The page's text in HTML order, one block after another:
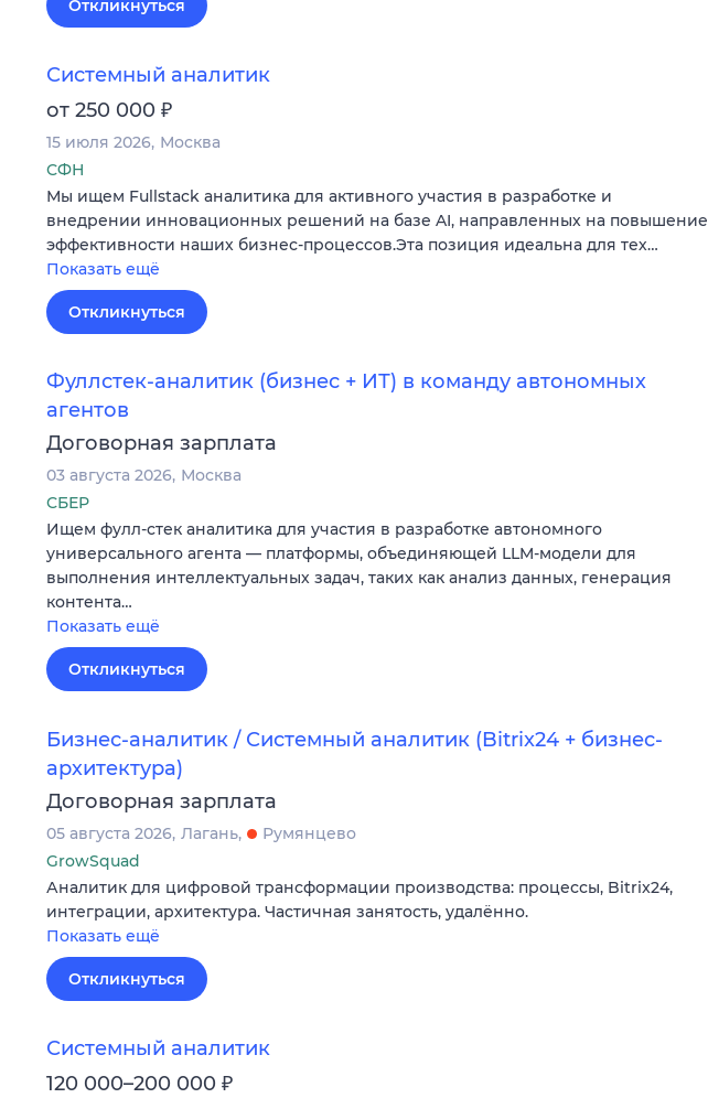
Откликнуться
Системный аналитик
от 250 000 ₽
15 июля 2026 Москва
СФН
Мы ищем Fullstack аналитика для активного участия в разработке и
внедрении инновационных решений на базе AI, направленных на повышение
эффективности наших бизнес-процессов.Эта позиция идеальна для тех…
Показать ещё
Откликнуться
Фуллстек-аналитик (бизнес + ИТ) в команду автономных
агентов
Договорная зарплата
03 августа 2026 Москва
СБЕР
Ищем фулл-стек аналитика для участия в разработке автономного
универсального агента — платформы, объединяющей LLM-модели для
выполнения интеллектуальных задач, таких как анализ данных, генерация
контента…
Показать ещё
Откликнуться
Бизнес-аналитик / Системный аналитик (Bitrix24 + бизнес-
архитектура)
Договорная зарплата
05 августа 2026 Лагань
Румянцево
GrowSquad
Аналитик для цифровой трансформации производства: процессы, Bitrix24,
интеграции, архитектура. Частичная занятость, удалённо.
Показать ещё
Откликнуться
Системный аналитик
120 000–200 000 ₽